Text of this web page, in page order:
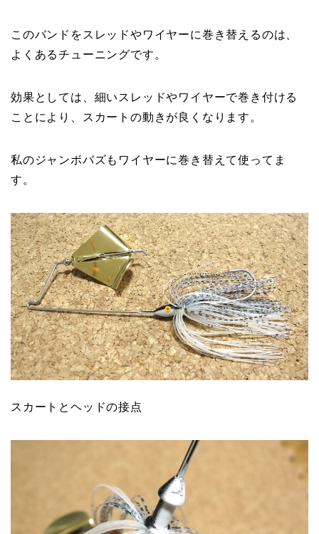
このバンドをスレッドやワイヤーに巻き替えるのは、
よくあるチューニングです。
効果としては、細いスレッドやワイヤーで巻き付ける
ことにより、スカートの動きが良くなります。
私のジャンボバズもワイヤーに巻き替えて使ってま
す。
スカートとヘッドの接点